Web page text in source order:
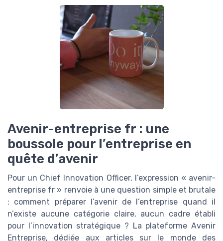
Avenir-entreprise fr : une
boussole pour l’entreprise en
quête d’avenir
Pour un Chief Innovation Officer, l’expression « avenir-
entreprise fr » renvoie à une question simple et brutale
: comment préparer l’avenir de l’entreprise quand il
n’existe aucune catégorie claire, aucun cadre établi
pour l’innovation stratégique ? La plateforme Avenir
Entreprise, dédiée aux articles sur le monde des